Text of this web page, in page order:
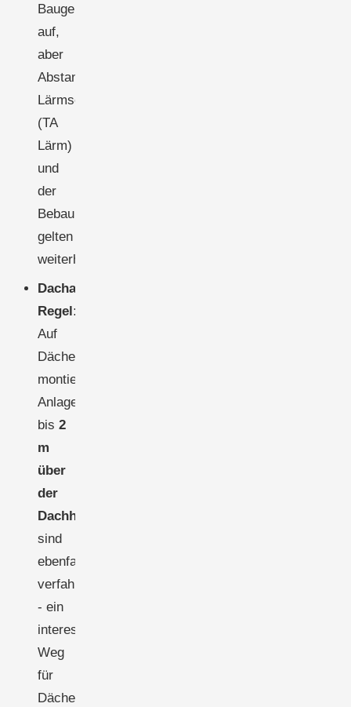
Baugenehmigung
auf,
aber
Abstandsflächen,
Lärmschutz
(TA
Lärm)
und
der
Bebauungsplan
gelten
weiterhin.
Dachanlagen-
Regel:
Auf
Dächern
montierte
Anlagen
bis 2
m
über
der
Dachhaut
sind
ebenfalls
verfahrensfrei
- ein
interessanter
Weg
für
Dächer